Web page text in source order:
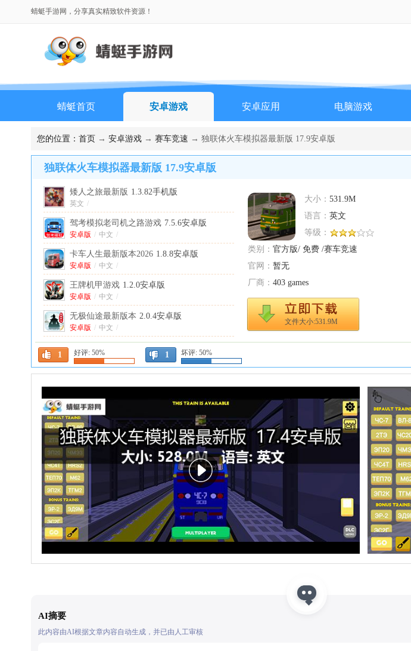
蜻蜓手游网，分享真实精致软件资源！
蜻蜓首页 安卓游戏 安卓应用 电脑游戏
排行榜
您的位置： 首页 → 安卓游戏 → 赛车竞速 → 独联体火车模拟器最新版 17.9安卓版
独联体火车模拟器最新版 17.9安卓版
大小： 531.9M
语言： 英文
等级：
类别： 官方版/ 免费 /赛车竞速
官网： 暂无
厂商： 403 games
文件大小:531.9M
1 好评: 50% 1 坏评: 50%
矮人之旅最新版 1.3.82手机版
英文 /
驾考模拟老司机之路游戏 7.5.6安卓版
安卓版 / 中文 /
卡车人生最新版本2026 1.8.8安卓版
安卓版 / 中文 /
王牌机甲游戏 1.2.0安卓版
安卓版 / 中文 /
无极仙途最新版本 2.0.4安卓版
安卓版 / 中文 /
战棋三国九游版本最新版 10.13.00安卓版
安卓版 / 中文 /
兵人大战九游最新版
中文 /
兵人大战 3.289.0九游版
中文
孔洞解谜游戏
安卓版
AI摘要
此内容由AI根据文章内容自动生成，并已由人工审核